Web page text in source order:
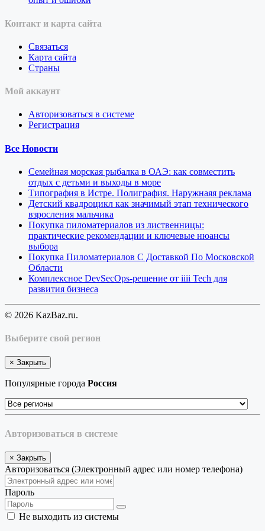
Контакт и карта сайта
Связаться
Карта сайта
Страны
Мой аккаунт
Авторизоваться в системе
Регистрация
Все Новости
Семейная морская рыбалка в ОАЭ: как совместить
отдых с детьми и выходы в море
Типография в Истре. Полиграфия. Наружнаяя реклама
Детский квадроцикл как значимый этап технического
взросления мальчика
Покупка пиломатериалов из лиственницы:
практические рекомендации и ключевые нюансы
выбора
Покупка Пиломатериалов С Доставкой По Московской
Области
Комплексное DevSecOps-решение от iiii Tech для
развития бизнеса
© 2026 KazBaz.ru.
Выберите свой регион
× Закрыть
Популярные города Россия
Авторизоваться в системе
× Закрыть
Авторизоваться (Электронный адрес или номер телефона)
Пароль
Не выходить из системы